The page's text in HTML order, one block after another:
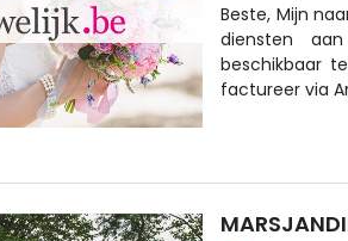
Beste, Mijn
diensten
beschikbaar
factureer via